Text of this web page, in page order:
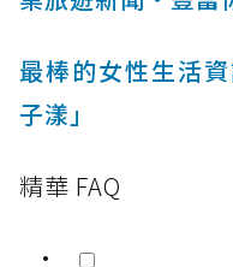
最棒的女性生活
子漾」
精華 FAQ